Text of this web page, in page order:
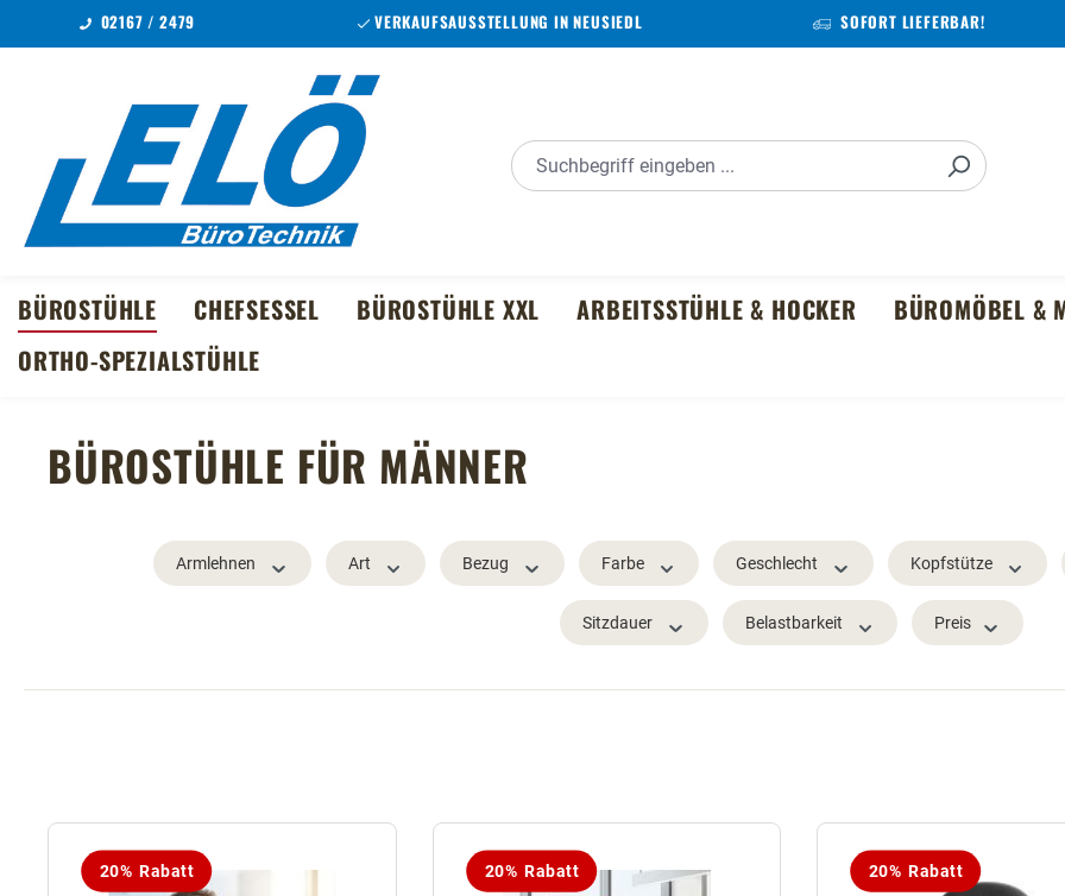
Hauptinhalt springen
Zur Suche springen
Zur Hauptnavigation springen
02167 / 2479 VERKAUFSAUSSTELLUNG IN NEUSIEDL SOFORT LIEFERBAR!
BÜROSTÜHLE CHEFSESSEL BÜROSTÜHLE XXL ARBEITSSTÜHLE & HOCKER BÜROMÖBEL &
ORTHO-SPEZIALSTÜHLE
BÜROSTÜHLE FÜR MÄNNER
Armlehnen Art Bezug Farbe Geschlecht Kopfstütze
Sitzdauer Belastbarkeit Preis
20% Rabatt 20% Rabatt 20% Rabatt